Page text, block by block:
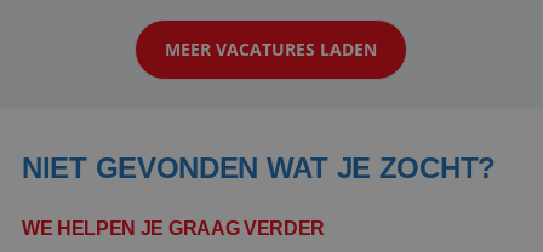
klanten te overtuigen om die droomreis te
boeken! ...
MEER VACATURES LADEN
NIET GEVONDEN WAT JE ZOCHT?
WE HELPEN JE GRAAG VERDER